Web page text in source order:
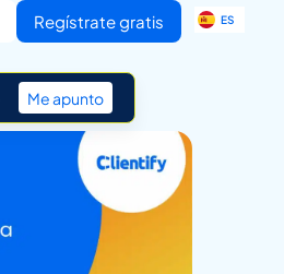
Regístrate gratis ES
IT
Me apunto